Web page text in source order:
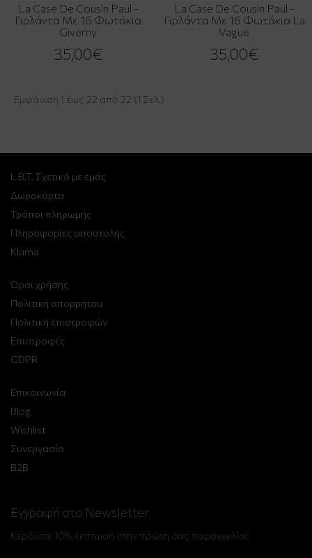
La Case De Cousin Paul -
Γιρλάντα Με 16 Φωτάκια
Giverny
35,00€
La Case De Cousin Paul -
Γιρλάντα Με 16 Φωτάκια La
Vague
35,00€
Εμφάνιση 1 έως 22 από 22 (1 Σελ.)
L.B.T. Σχετικά με εμάς
Δωροκάρτα
Τρόποι πληρωμής
Πληροφορίες αποστολής
Klarna
Όροι χρήσης
Πολιτική απορρήτου
Πολιτική επιστροφών
Επιστροφές
GDPR
Επικοινωνία
Blog
Wishlist
Συνεργασία
B2B
Εγγραφή στο Newsletter
Κερδίστε 10% έκπτωση στην πρώτη σας παραγγελία!